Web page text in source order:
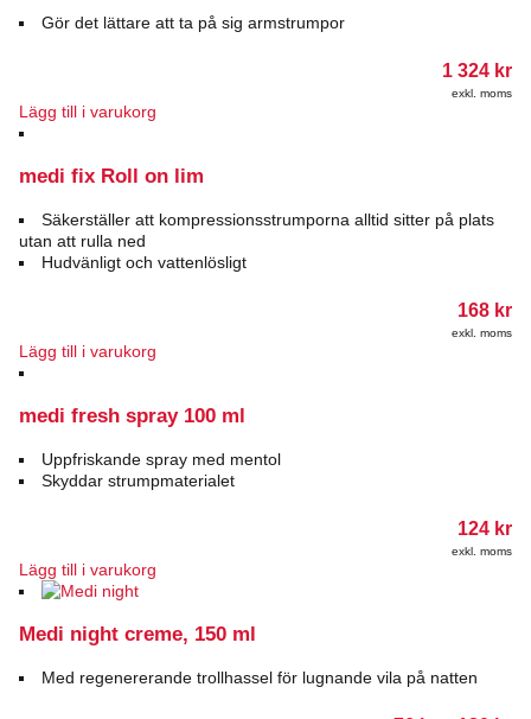
Gör det lättare att ta på sig armstrumpor
1 324 kr
exkl. moms
Lägg till i varukorg
medi fix Roll on lim
Säkerställer att kompressionsstrumporna alltid sitter på plats
utan att rulla ned
Hudvänligt och vattenlösligt
168 kr
exkl. moms
Lägg till i varukorg
medi fresh spray 100 ml
Uppfriskande spray med mentol
Skyddar strumpmaterialet
124 kr
exkl. moms
Lägg till i varukorg
Medi night creme, 150 ml
Med regenererande trollhassel för lugnande vila på natten